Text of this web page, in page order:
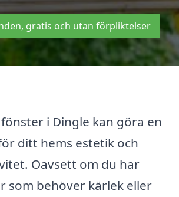
gratis och utan förpliktelser
i Dingle kan göra en
ditt hems estetik och
Oavsett om du har
som behöver kärlek eller